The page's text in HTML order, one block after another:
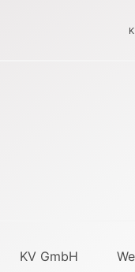
KV GmbH